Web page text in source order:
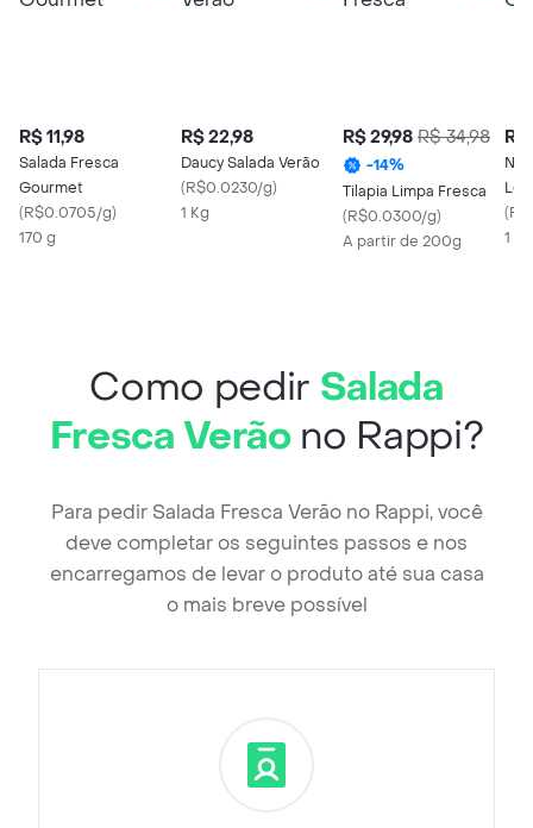
R$ 11,98
Salada Fresca
Gourmet
(R$0.0705/g)
170 g
R$ 22,98
Daucy Salada Verão
(R$0.0230/g)
1 Kg
R$ 29,98 R$ 34,98
-14%
Tilapia Limpa Fresca
(R$0.0300/g)
A partir de 200g
R$
(
1 Kg
Como pedir Salada
Fresca Verãono Rappi?
Para pedir Salada Fresca Verão no Rappi, você
deve completar os seguintes passos e nos
encarregamos de levar o produto até sua casa
o mais breve possível